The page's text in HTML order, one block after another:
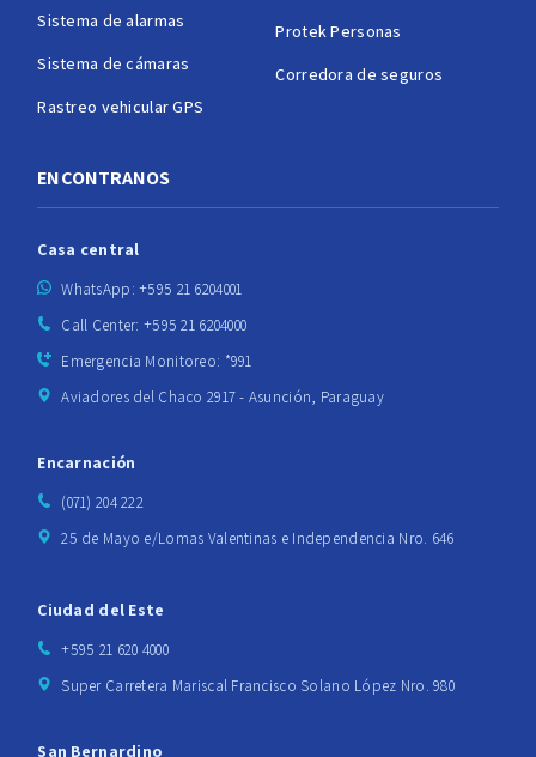
Sistema de alarmas
Sistema de cámaras
Rastreo vehicular GPS
Protek Personas
Corredora de seguros
ENCONTRANOS
Casa central
WhatsApp: +595 21 6204001
Call Center: +595 21 6204000
Emergencia Monitoreo: *991
Aviadores del Chaco 2917 - Asunción, Paraguay
Encarnación
(071) 204 222
25 de Mayo e/Lomas Valentinas e Independencia Nro. 646
Ciudad del Este
+595 21 620 4000
Super Carretera Mariscal Francisco Solano López Nro. 980
San Bernardino